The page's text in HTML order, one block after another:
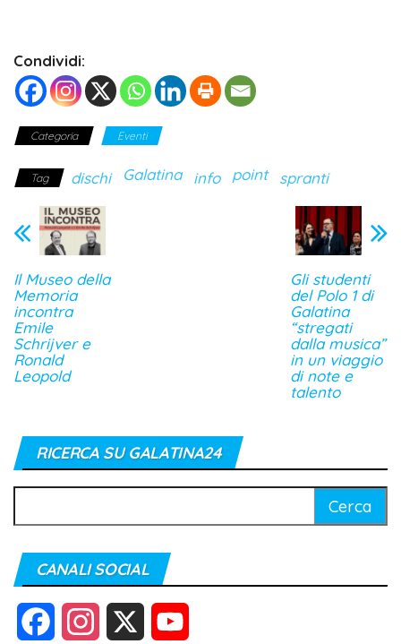
Condividi:
Categoria Eventi
Tag dischi Galatina info point spranti
Il Museo della
Memoria
incontra
Emile
Schrijver e
Ronald
Leopold
Gli studenti
del Polo 1 di
Galatina
“stregati
dalla musica”
in un viaggio
di note e
talento
RICERCA SU GALATINA24
per:
CANALI SOCIAL